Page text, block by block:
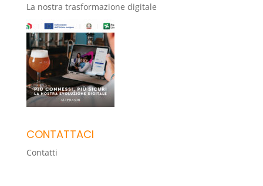
La nostra trasformazione digitale
CONTATTACI
Contatti